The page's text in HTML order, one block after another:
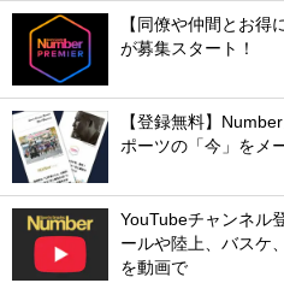
【同僚や仲間とお得
が募集スタート！
【登録無料】
ポーツの「今」をメ
YouTubeチャンネル
ールや陸上、バスケ
を動画で